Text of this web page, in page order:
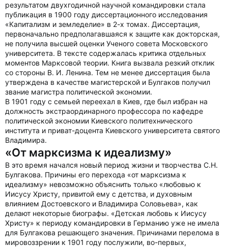
результатом двухгодичной научной командировки стала
публикация в 1900 году диссертационного исследования
«Капитализм и земледелие» в 2-х томах. Диссертация,
первоначально предполагавшаяся к защите как докторская,
не получила высшей оценки Ученого совета Московского
университета. В тексте содержалась критика отдельных
моментов Марксовой теории. Книга вызвала резкий отклик
со стороны В. И. Ленина. Тем не менее диссертация была
утверждена в качестве магистерской и Булгаков получил
звание магистра политической экономии.
В 1901 году с семьей переехал в Киев, где был избран на
должность экстраординарного профессора по кафедре
политической экономии Киевского политехнического
института и приват-доцента Киевского университета святого
Владимира.
«От марксизма к идеализму»
В это время начался новый период жизни и творчества С.Н.
Булгакова. Причины его перехода «от марксизма к
идеализму» невозможно объяснить только «любовью к
Иисусу Христу, привитой ему с детства, и духовным
влиянием Достоевского и Владимира Соловьева», как
делают некоторые биографы. «Детская любовь к Иисусу
Христу» к периоду командировки в Германию уже не имела
для Булгакова решающего значения. Причинами перелома в
мировоззрении к 1901 году послужили, во-первых,